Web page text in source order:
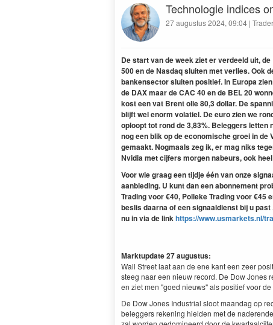
Technologie indices
27 augustus 2024, 09:04 |
De start van de week ziet er verdeeld uit,
500 en de Nasdaq sluiten met verlies. Ook
bankensector sluiten positief. In Europa
de DAX maar de CAC 40 en de BEL 20
kost een vat Brent olie 80,3 dollar. De
blijft wel enorm volatiel. De euro zien we
oploopt tot rond de 3,83%. Beleggers
nog een blik op de economische groei in de
gemaakt. Nogmaals zeg ik, er mag niks
Nvidia met cijfers morgen nabeurs, ook
Voor wie graag een tijdje één van onze
aanbieding. U kunt dan een abonnement
Trading voor €40, Polleke Trading voor €45
beslis daarna of een signaaldienst bij u
nu in via de linkhttps://www.usmarkets.nl/
Marktupdate 27 augustus:
Wall Street laat aan de ene kant een zeer
steeg naar een nieuw record. De Dow Jones
en ziet men "goed nieuws" als positief voor
De Dow Jones Industrial sloot maandag op
beleggers rekening hielden met de